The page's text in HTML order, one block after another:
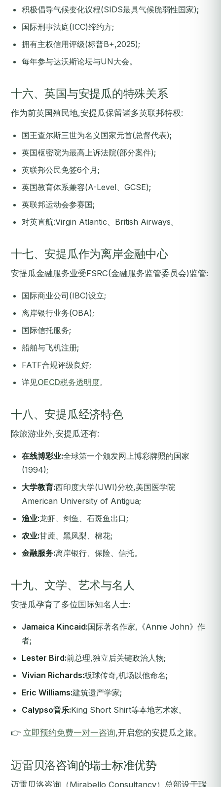
积极倡导气候变化议程(SIDS最具气候脆弱性国家);
国际刑事法庭(ICC)缔约方;
拥有主权信用评级(标普B+,2025);
每年参与达沃斯论坛与UN大会。
十六、英国与安提瓜的特殊关系
作为前英国殖民地,安提瓜保留诸多英联邦特权:
国王查尔斯三世为名义国家元首(总督代表);
英国枢密院为最高上诉法院(部分案件);
英联邦公民免签6个月;
英国教育体系兼容(A-Level、GCSE);
英联邦运动会参赛国;
对英直航:Virgin Atlantic、British Airways。
十七、安提瓜作为离岸金融中心
安提瓜金融服务业受FSRC(金融服务监管委员会)监管:
国际商业公司(IBC)设立;
离岸银行业务(OBA);
国际信托服务;
船舶与飞机注册;
FATF合规评级良好;
详见OECD税务透明度。
十八、安提瓜经济特色
除旅游业外,安提瓜还有:
在线博彩业:全球第一个颁发网上博彩牌照的国家
(1994);
大学教育:西印度大学(UWI)分校,美国医学院
American University of Antigua;
渔业:龙虾、剑鱼、石斑鱼出口;
农业:甘蔗、黑凤梨、棉花;
金融服务:离岸银行、保险、信托。
十九、文学、艺术与名人
安提瓜孕育了多位国际知名人士:
Jamaica Kincaid:国际著名作家,《Annie John》作
者;
Lester Bird:前总理,独立后关键政治人物;
Vivian Richards:板球传奇,机场以他命名;
Eric Williams:建筑遗产学家;
Calypso音乐:King Short Shirt等本地艺术家。
👉 立即预约免费一对一咨询,开启您的安提瓜之旅。
迈雷贝洛咨询的瑞士标准优势
迈雷贝洛咨询（Mirabello Consultancy）总部设于瑞